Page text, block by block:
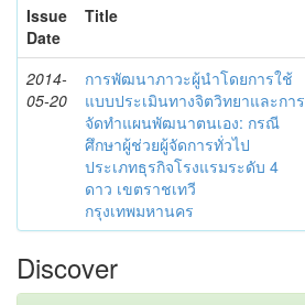
Issue
Date
Title
2014-
05-20
การพัฒนาภาวะผู้นำโดยการใช้
แบบประเมินทางจิตวิทยาและการ
จัดทำแผนพัฒนาตนเอง: กรณี
ศึกษาผู้ช่วยผู้จัดการทั่วไป
ประเภทธุรกิจโรงแรมระดับ 4
ดาว เขตราชเทวี
กรุงเทพมหานคร
Discover